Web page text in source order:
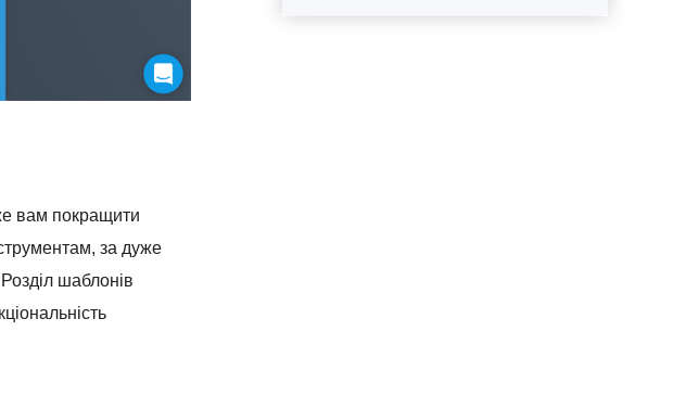
вам покращити
за дуже
шаблонів